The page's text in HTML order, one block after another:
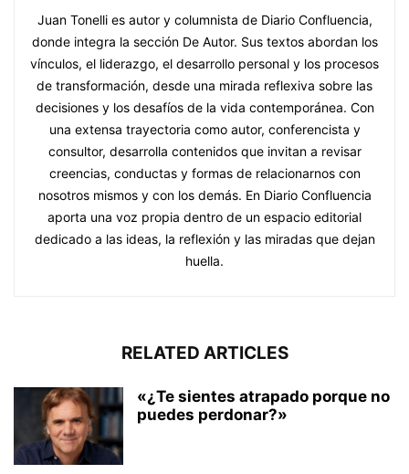
Juan Tonelli es autor y columnista de Diario Confluencia,
donde integra la sección De Autor. Sus textos abordan los
vínculos, el liderazgo, el desarrollo personal y los procesos
de transformación, desde una mirada reflexiva sobre las
decisiones y los desafíos de la vida contemporánea. Con
una extensa trayectoria como autor, conferencista y
consultor, desarrolla contenidos que invitan a revisar
creencias, conductas y formas de relacionarnos con
nosotros mismos y con los demás. En Diario Confluencia
aporta una voz propia dentro de un espacio editorial
dedicado a las ideas, la reflexión y las miradas que dejan
huella.
RELATED ARTICLES
«¿Te sientes atrapado porque no
puedes perdonar?»